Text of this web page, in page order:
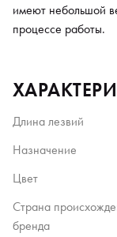
имеют небольшой
процессе работы.
Длина лезвий
Назначение
Цвет
Страна
бренда